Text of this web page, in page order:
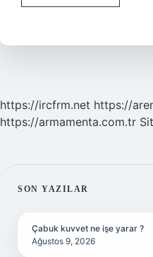
Hangi
Gidilir
https://ircfrm.net https://
https://armamenta.com.tr
SIDEBAR
SON YAZILAR
Çabuk kuvvet ne işe yarar ?
Ağustos 9, 2026